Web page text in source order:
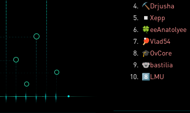
4. ⛏️ Drjusha
5.
◽ Xepp
6. 🍀eeAnatolyee
7.
🏓Vlad54
8. 🎓OvCore
9. 🐨bastilia
10. 8️⃣LMU